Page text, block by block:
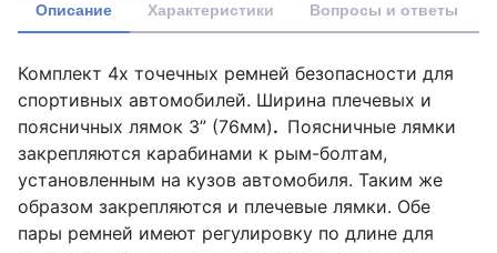
Описание Характеристики Вопросы и ответы
Комплект 4х точечных ремней безопасности для
спортивных автомобилей. Ширина плечевых и
поясничных лямок 3” (76мм). Поясничные лямки
закрепляются карабинами к рым-болтам,
установленным на кузов автомобиля. Таким же
образом закрепляются и плечевые лямки. Обе
пары ремней имеют регулировку по длине для